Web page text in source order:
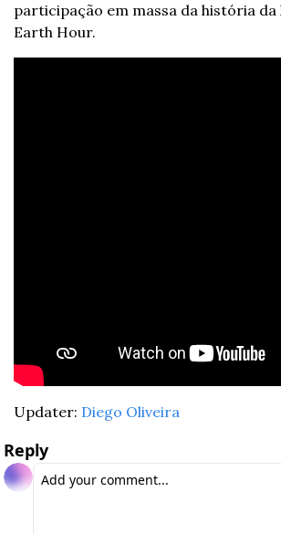
participação em massa da história da
Earth Hour.
Updater: Diego Oliveira
Reply